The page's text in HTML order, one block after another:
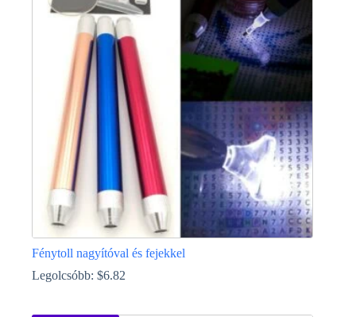
Fénytoll nagyítóval és fejekkel
Legolcsóbb: $6.82